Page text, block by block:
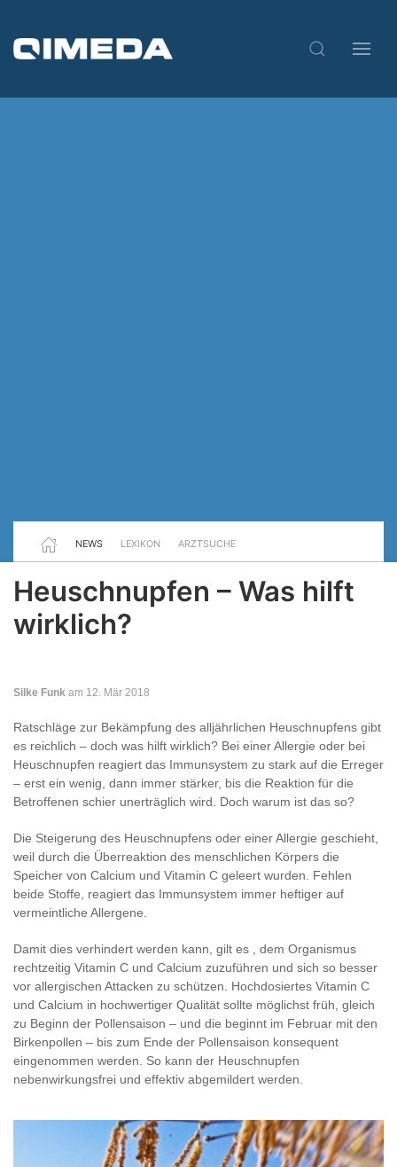
NEWS LEXIKON ARZTSUCHE
Heuschnupfen – Was hilft
wirklich?
Silke Funk am 12. Mär 2018
Ratschläge zur Bekämpfung des alljährlichen Heuschnupfens gibt
es reichlich – doch was hilft wirklich? Bei einer Allergie oder bei
Heuschnupfen reagiert das Immunsystem zu stark auf die Erreger
– erst ein wenig, dann immer stärker, bis die Reaktion für die
Betroffenen schier unerträglich wird. Doch warum ist das so?
Die Steigerung des Heuschnupfens oder einer Allergie geschieht,
weil durch die Überreaktion des menschlichen Körpers die
Speicher von Calcium und Vitamin C geleert wurden. Fehlen
beide Stoffe, reagiert das Immunsystem immer heftiger auf
vermeintliche Allergene.
Damit dies verhindert werden kann, gilt es , dem Organismus
rechtzeitig Vitamin C und Calcium zuzuführen und sich so besser
vor allergischen Attacken zu schützen. Hochdosiertes Vitamin C
und Calcium in hochwertiger Qualität sollte möglichst früh, gleich
zu Beginn der Pollensaison – und die beginnt im Februar mit den
Birkenpollen – bis zum Ende der Pollensaison konsequent
eingenommen werden. So kann der Heuschnupfen
nebenwirkungsfrei und effektiv abgemildert werden.